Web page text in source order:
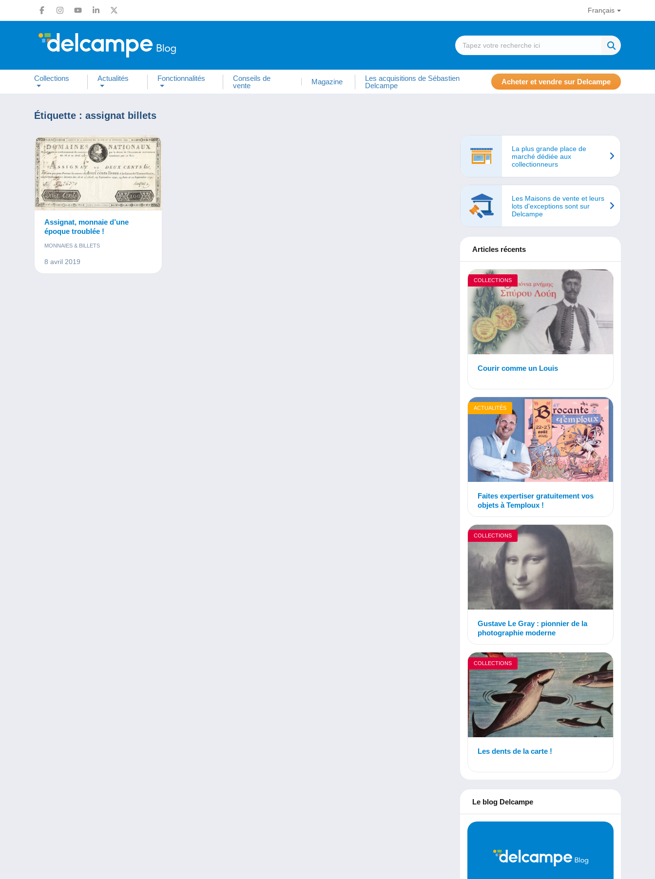
Français
Collections Actualités Fonctionnalités
Conseils de
vente
Magazine
Les acquisitions de Sébastien
Delcampe
Acheter et vendre sur Delcampe
Étiquette : assignat billets
Assignat, monnaie d’une
époque troublée !
MONNAIES & BILLETS
8 avril 2019
La plus grande place de
marché dédiée aux
collectionneurs
Les Maisons de vente et leurs
lots d'exceptions sont sur
Delcampe
Articles récents
COLLECTIONS
Courir comme un Louis
ACTUALITÉS
Faites expertiser gratuitement vos
objets à Temploux !
COLLECTIONS
Gustave Le Gray : pionnier de la
photographie moderne
COLLECTIONS
Les dents de la carte !
Le blog Delcampe